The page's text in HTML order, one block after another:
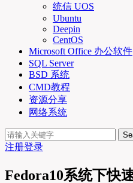
统信 UOS
Ubuntu
Deepin
CentOS
Microsoft Office 办公软件
SQL Server
BSD 系统
CMD教程
资源分享
网络系统
注册登录
Fedora10系统下快